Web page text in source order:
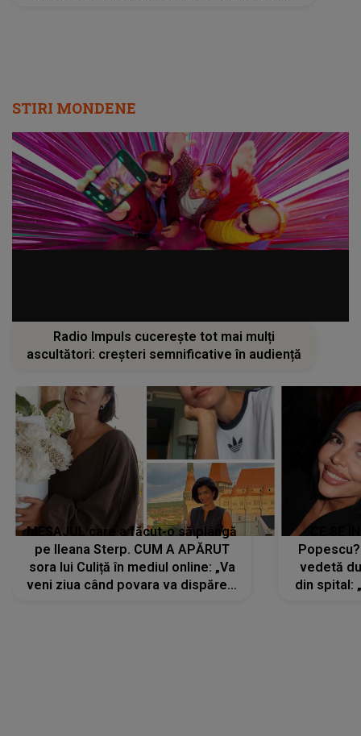
STIRI MONDENE
Radio Impuls cucerește tot mai mulți
ascultători: creșteri semnificative în audiență
MESAJUL care a făcut-o să plângă
pe Ileana Sterp. CUM A APĂRUT
sora lui Culiță în mediul online: „Va
veni ziua când povara va dispărea,
vedetă
din spital: